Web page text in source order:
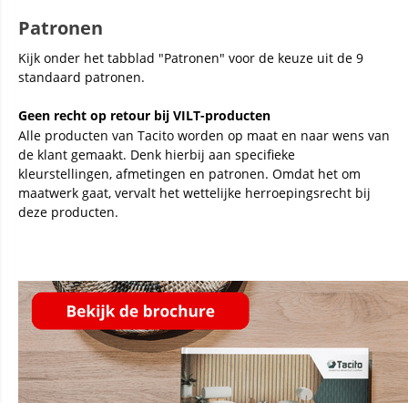
Patronen
Kijk onder het tabblad "Patronen" voor de keuze uit de 9
standaard patronen.
Geen recht op retour bij VILT-producten
Alle producten van Tacito worden op maat en naar wens van
de klant gemaakt. Denk hierbij aan specifieke
kleurstellingen, afmetingen en patronen. Omdat het om
maatwerk gaat, vervalt het wettelijke herroepingsrecht bij
deze producten.